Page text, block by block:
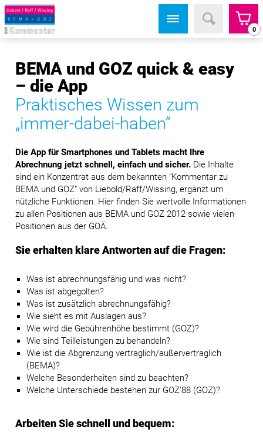
0
BEMA und GOZ quick & easy
– die App
Praktisches Wissen zum
„immer-dabei-haben“
Die App für Smartphones und Tablets macht Ihre
Abrechnung jetzt schnell, einfach und sicher. Die Inhalte
sind ein Konzentrat aus dem bekannten "Kommentar zu
BEMA und GOZ" von Liebold/Raff/Wissing, ergänzt um
nützliche Funktionen. Hier finden Sie wertvolle Informationen
zu allen Positionen aus BEMA und GOZ 2012 sowie vielen
Positionen aus der GOÄ.
Sie erhalten klare Antworten auf die Fragen:
Was ist abrechnungsfähig und was nicht?
Was ist abgegolten?
Was ist zusätzlich abrechnungsfähig?
Wie sieht es mit Auslagen aus?
Wie wird die Gebührenhöhe bestimmt (GOZ)?
Wie sind Teilleistungen zu behandeln?
Wie ist die Abgrenzung vertraglich/außervertraglich
(BEMA)?
Welche Besonderheiten sind zu beachten?
Welche Unterschiede bestehen zur GOZ'88 (GOZ)?
Arbeiten Sie schnell und bequem: